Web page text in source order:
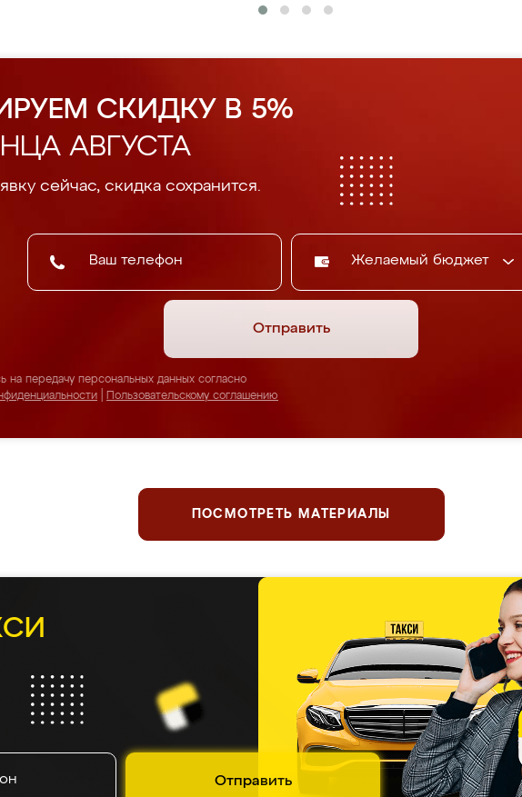
СКИДКУ В 5%
АВГУСТА
сейчас, скидка сохранится.
Желаемый бюджет
Отправить
на передачу персональных данных согласно
Пользовательскому соглашению
ПОСМОТРЕТЬ МАТЕРИАЛЫ
Отправить